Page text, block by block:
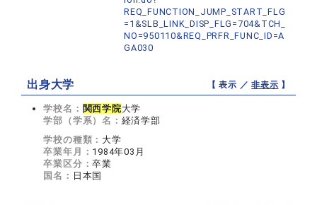
REQ_FUNCTION_JUMP_START_FLG
=1&SLB_LINK_DISP_FLG=704&TCH_
NO=950110&REQ_PRFR_FUNC_ID=A
GA030
出身大学 【 表示 ／非表示 】
学校名： 関西学院大学
学部（学系）名： 経済学部
学校の種類： 大学
卒業年月： 1984年03月
卒業区分：卒業
国名： 日本国